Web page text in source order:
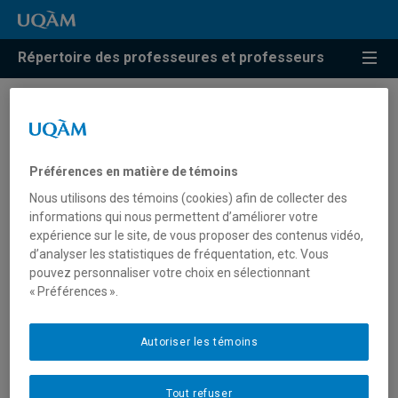
Répertoire des professeures et professeurs
Résultats de recherche pour
Lillo, Alexandre
lillo.alexandre@uqam.ca
Gouvernance de l'eau
Préférences en matière de témoins
Nous utilisons des témoins (cookies) afin de collecter des
informations qui nous permettent d’améliorer votre
expérience sur le site, de vous proposer des contenus vidéo,
d’analyser les statistiques de fréquentation, etc. Vous
pouvez personnaliser votre choix en sélectionnant
« Préférences ».
Tout refuser
Autoriser les témoins